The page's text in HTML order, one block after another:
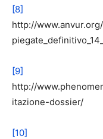
[8]
http://
[9]
http://
itazione-dossier/
[10]